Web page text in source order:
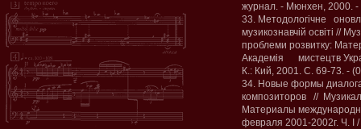
журнал. - Мюнхен, 2000. -
33. Методологічне
музикознавчій освіті //
проблеми розвитку:
Академія мистецтв
К.: Кий, 2001. С. 69-73. -
34. Новые формы
композиторов //
Материалы
февраля 2001-2002г. Ч. І